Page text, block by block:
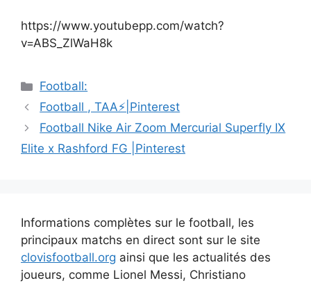
https://www.youtubepp.com/watch?
v=ABS_ZlWaH8k
Catégories
Football:
Navigation
des
Football , TAA⚡|Pinterest
Football Nike Air Zoom Mercurial Superfly IX
Elite x Rashford FG |Pinterest
Informations complètes sur le football, les
principaux matchs en direct sont sur le site
clovisfootball.org ainsi que les actualités des
joueurs, comme Lionel Messi, Christiano